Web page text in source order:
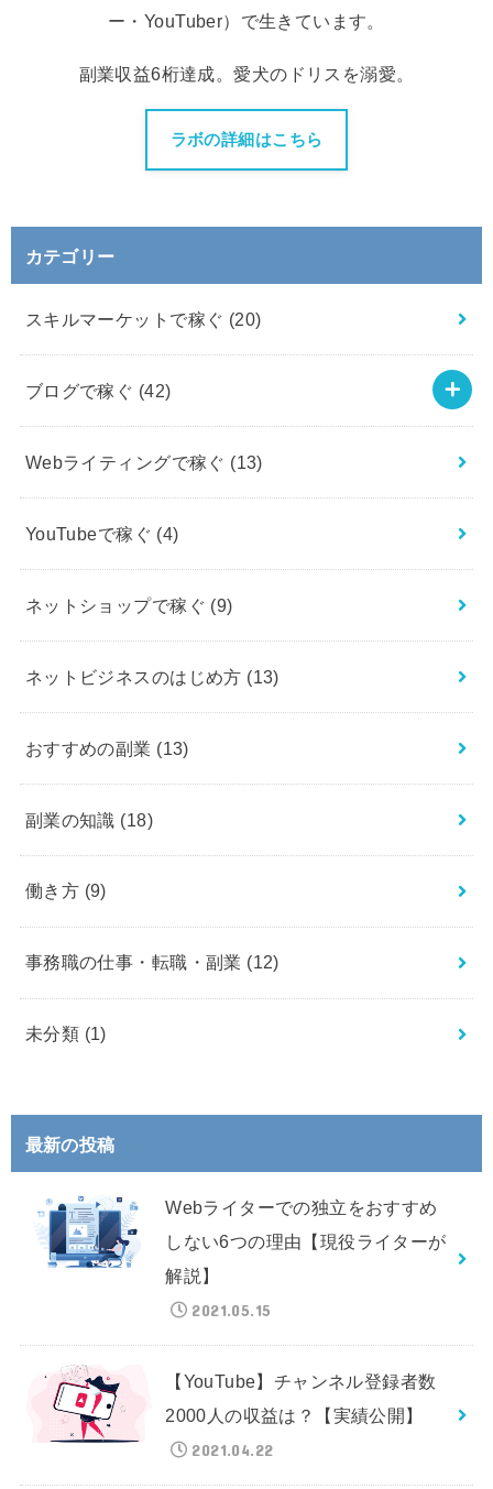
ー・YouTuber）で生きています。
副業収益6桁達成。愛犬のドリスを溺愛。
ラボの詳細はこちら
カテゴリー
スキルマーケットで稼ぐ (20)
ブログで稼ぐ (42)
Webライティングで稼ぐ (13)
YouTubeで稼ぐ (4)
ネットショップで稼ぐ (9)
ネットビジネスのはじめ方 (13)
おすすめの副業 (13)
副業の知識 (18)
働き方 (9)
事務職の仕事・転職・副業 (12)
未分類 (1)
最新の投稿
Webライターでの独立をおすすめ
しない6つの理由【現役ライターが
解説】
2021.05.15
【YouTube】チャンネル登録者数
2000人の収益は？【実績公開】
2021.04.22